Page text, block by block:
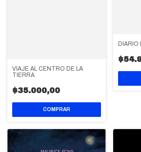
VIAJE AL CENTRO DE LA
TIERRA
$35.000,00
DIARIO